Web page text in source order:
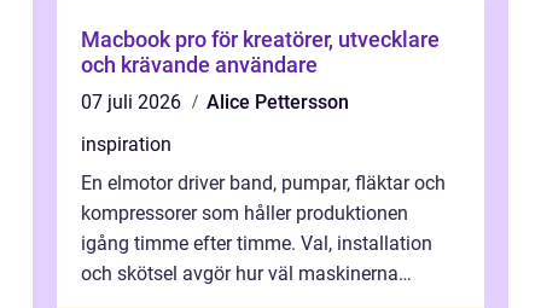
Macbook pro för kreatörer, utvecklare
och krävande användare
07 juli 2026
Alice Pettersson
inspiration
En elmotor driver band, pumpar, fläktar och
kompressorer som håller produktionen
igång timme efter timme. Val, installation
och skötsel avgör hur väl maskinerna